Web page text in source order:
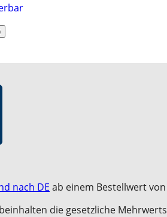
nach DE ab einem Bestellwert von
die gesetzliche